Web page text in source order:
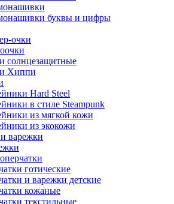
буквы и цифры
очки
солнцезащитные
Хиппи
Hard Steel
в стиле Steampunk
из мягкой кожи
из экокожи
варежки
готические
и варежки детские
кожаные
текстильные